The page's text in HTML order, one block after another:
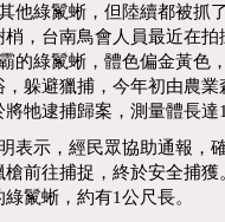
他綠鬣蜥，但陸續都被抓
，台南鳥會人員最近在拍
的綠鬣蜥，體色偏金黃色
躲避獵捕，今年初由農業
牠逮捕歸案，測量體長達1
表示，經民眾協助通報，
前往捕捉，終於安全捕獲
鬣蜥，約有1公尺長。